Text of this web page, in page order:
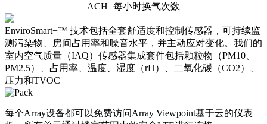
ACH=每小时换气次数
EnviroSmart+™ 技术包括全套舒适度和控制传感器，可持续监
测污染物、房间占用率和噪音水平，并主动应对变化。我们的
室内空气质量（IAQ）传感器集成套件包括颗粒物（PM10、
PM2.5）、占用率、温度、湿度（rH）、二氧化碳（CO2）、
压力和TVOC
每个Array设备都可以免费访问Array Viewpoint基于云的仪表